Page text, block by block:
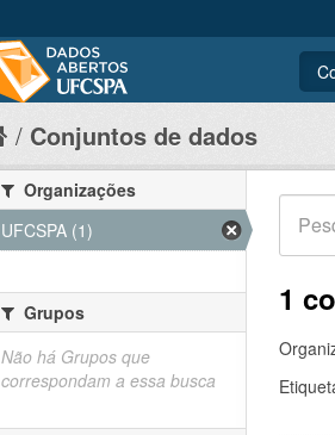
Conjuntos de dados
1
Organizações
UFCSPA (1)
Grupos
Não há Grupos que
correspondam a essa busca